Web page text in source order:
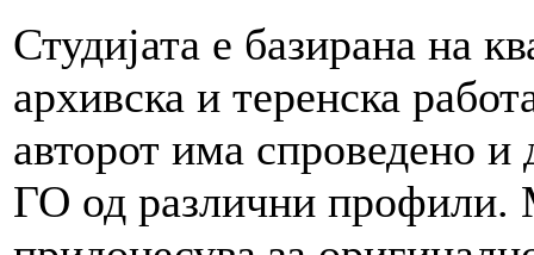
Студијата е базирана на
архивска и теренска
авторот има спроведено и
ГО од различни профили.